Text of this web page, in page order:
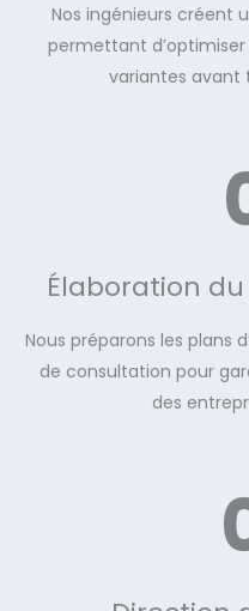
Nos ingénieurs créent
permettant
variantes
Élaboration
Nous préparons les plans
de consultation pour
des